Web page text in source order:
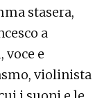
stasera,
a
voce e
violinista